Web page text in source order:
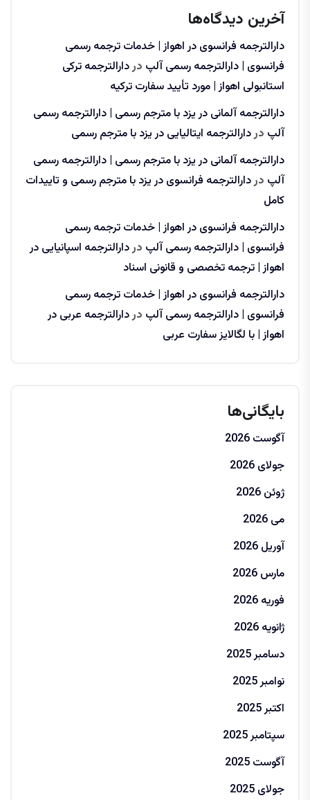
آخرین دیدگاه‌ها
دارالترجمه فرانسوی در اهواز | خدمات ترجمه رسمی
فرانسوی | دارالترجمه رسمی آلپ دردارالترجمه ترکی
استانبولی اهواز | مورد تأیید سفارت ترکیه
دارالترجمه آلمانی در یزد با مترجم رسمی | دارالترجمه رسمی
آلپ دردارالترجمه ایتالیایی در یزد با مترجم رسمی
دارالترجمه آلمانی در یزد با مترجم رسمی | دارالترجمه رسمی
آلپ دردارالترجمه فرانسوی در یزد با مترجم رسمی و تاییدات
کامل
دارالترجمه فرانسوی در اهواز | خدمات ترجمه رسمی
فرانسوی | دارالترجمه رسمی آلپ دردارالترجمه اسپانیایی در
اهواز | ترجمه تخصصی و قانونی اسناد
دارالترجمه فرانسوی در اهواز | خدمات ترجمه رسمی
فرانسوی | دارالترجمه رسمی آلپ دردارالترجمه عربی در
اهواز | با لگالایز سفارت عربی
بایگانی‌ها
آگوست 2026
جولای 2026
ژوئن 2026
می 2026
آوریل 2026
مارس 2026
فوریه 2026
ژانویه 2026
دسامبر 2025
نوامبر 2025
اکتبر 2025
سپتامبر 2025
آگوست 2025
جولای 2025